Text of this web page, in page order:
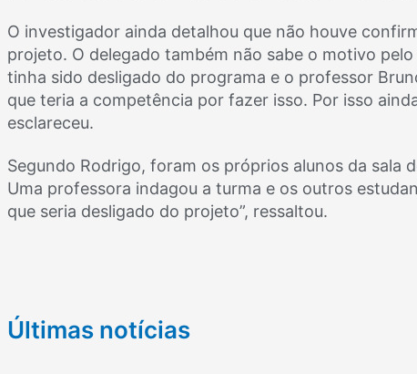
O investigador ainda detalhou que não houve
projeto. O delegado também não sabe o motivo
tinha sido desligado do programa e o professor
que teria a competência por fazer isso. Por isso
esclareceu.
Segundo Rodrigo, foram os próprios alunos da sala
Uma professora indagou a turma e os outros
que seria desligado do projeto”, ressaltou.
Últimas notícias